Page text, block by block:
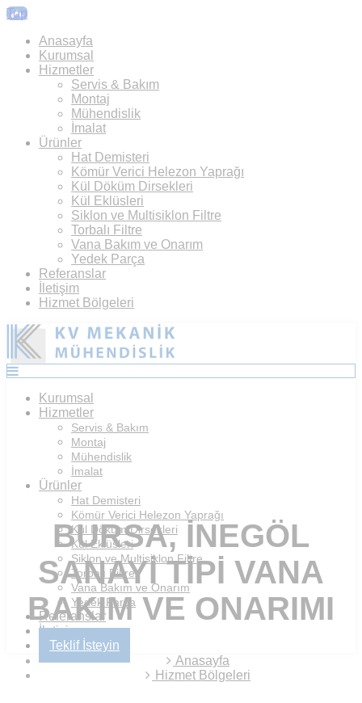
Top
Anasayfa
Kurumsal
Hizmetler
Servis & Bakım
Montaj
Mühendislik
İmalat
Ürünler
Hat Demisteri
Kömür Verici Helezon Yaprağı
Kül Döküm Dirsekleri
Kül Eklüsleri
Siklon ve Multisiklon Filtre
Torbalı Filtre
Vana Bakım ve Onarım
Yedek Parça
Referanslar
İletişim
Hizmet Bölgeleri
Kurumsal
Hizmetler
Servis & Bakım
Montaj
Mühendislik
İmalat
Ürünler
Hat Demisteri
Kömür Verici Helezon Yaprağı
Kül Döküm Dirsekleri
Kül Eklüsleri
Siklon ve Multisiklon Filtre
Torbalı Filtre
Vana Bakım ve Onarım
Yedek Parça
Referanslar
İletişim
Teklif İsteyin
BURSA, İNEGÖL
SANAYI TIPI VANA
BAKIM VE ONARIMI
Anasayfa
Hizmet Bölgeleri